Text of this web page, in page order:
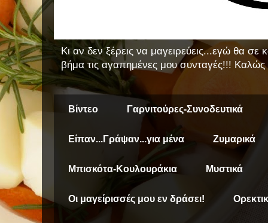
Κι αν δεν ξέρεις να μαγειρεύεις...εγώ θα
βήμα τις αγαπημένες μου συνταγές!!! Καλώς
Βίντεο Γαρνιτούρες-Συνοδευτικά
Είπαν...Γράψαν...για μένα Ζυμαρικά
Μπισκότα-Κουλουράκια Μυστικά
Οι μαγείρισσές μου εν δράσει!